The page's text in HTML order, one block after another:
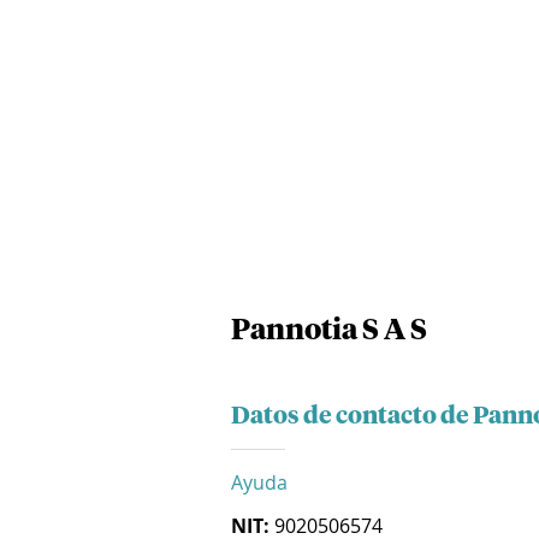
Pannotia S A S
Datos de contacto de
Ayuda
NIT: 9020506574